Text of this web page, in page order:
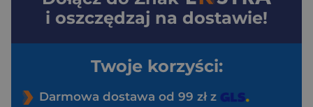
i oszczędzaj na dostawie!
Twoje korzyści:
Darmowa dostawa od 99 zł z